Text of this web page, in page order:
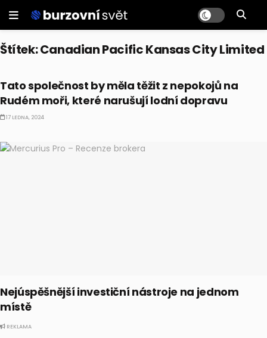
Štítek:Canadian Pacific Kansas City Limited
Tato společnost by měla těžit z nepokojů na
Rudém moři, které narušují lodní dopravu
17 LEDNA, 2024
Nejúspěšnější investiční nástroje na jednom
místě
REKLAMA